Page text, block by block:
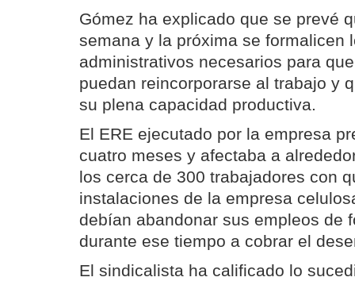
Gómez ha explicado que se prevé
semana y la próxima se formalicen
administrativos necesarios para
puedan reincorporarse al trabajo y
su plena capacidad productiva.
El ERE ejecutado por la empresa
cuatro meses y afectaba a
los cerca de 300 trabajadores con
instalaciones de la empresa
debían abandonar sus empleos de
durante ese tiempo a cobrar el
El sindicalista ha calificado lo